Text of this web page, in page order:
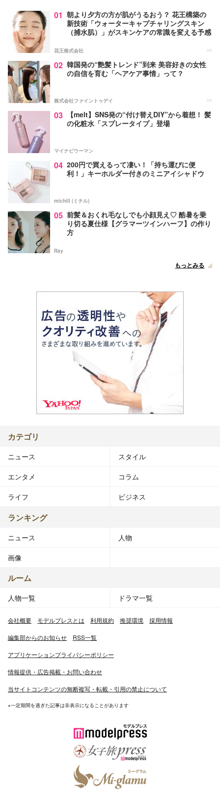
01 朝より夕方の方が肌がうるおう？ 花王構築の
新技術「ウォーターキャプチャリングスキン
（捕水肌）」がスキンケアの常識を変える予感
花王株式会社 PR
02 韓国発の“艶髪トレンド”到来 美容好きの女性
の自信を育む「ヘアケア事情」って？
株式会社ファイントゥデイ PR
03
【melt】SNS発の“付け替えDIY”から着想！ 髪
の化粧水「スプレータイプ」登場
マイナビウーマン
04 200円で買えるって凄い！「持ち運びに便
利！」キーホルダー付きのミニアイシャドウ
michill (ミチル)
05 前髪＆おくれ毛なしでも小顔見え♡ 酷暑を乗
り切る夏仕様【グラマーツインハーフ】の作り
方
Ray
もっとみる
カテゴリ
ニュース スタイル
エンタメ コラム
ライフ ビジネス
ランキング
ニュース 人物
画像
ルーム
人物一覧 ドラマ一覧
会社概要 モデルプレスとは 利用規約 推奨環境 採用情報
編集部からのお知らせ RSS一覧
アプリケーションプライバシーポリシー
情報提供・広告掲載・お問い合わせ
当サイトコンテンツの無断複写・転載・引用の禁止について
※一定期間を過ぎた記事は非表示になることがあります